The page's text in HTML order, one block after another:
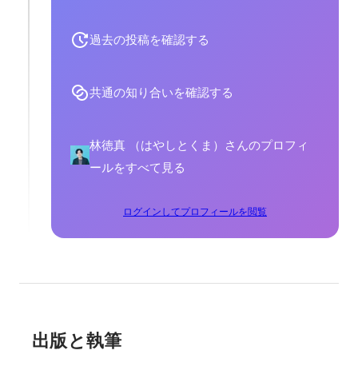
過去の投稿を確認する
共通の知り合いを確認する
林徳真 （はやしとくま）さんのプロフィ
ールをすべて見る
ログインしてプロフィールを閲覧
出版と執筆